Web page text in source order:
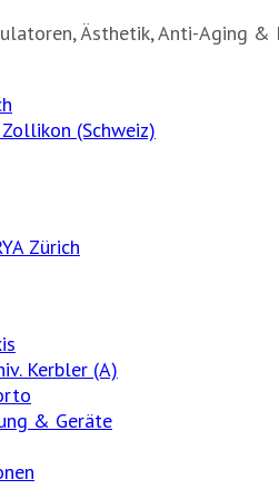
Ästhetik, Anti-Aging &
(Schweiz)
Kerbler (A)
& Geräte